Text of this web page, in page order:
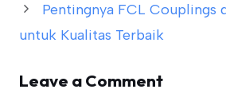
Pentingnya FCL Couplings
untuk Kualitas Terbaik
Leave a Comment